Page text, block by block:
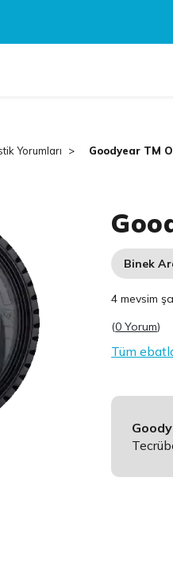
Yorumları Goodyear TM
Binek
4 mevsim
(0 Yorum)
Tüm